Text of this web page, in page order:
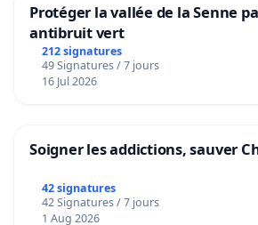
Protéger la vallée de la Senne
antibruit vert
212 signatures
49 Signatures / 7 jours
16 Jul 2026
Soigner les addictions, sauver
42 signatures
42 Signatures / 7 jours
1 Aug 2026